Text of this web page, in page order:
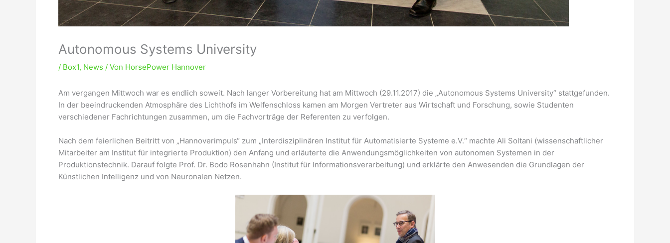
Autonomous Systems University
/ Box1, News / Von HorsePower Hannover
Am vergangen Mittwoch war es endlich soweit. Nach langer Vorbereitung hat am Mittwoch (29.11.2017) die „Autonomous Systems University“ stattgefunden.
In der beeindruckenden Atmosphäre des Lichthofs im Welfenschloss kamen am Morgen Vertreter aus Wirtschaft und Forschung, sowie Studenten
verschiedener Fachrichtungen zusammen, um die Fachvorträge der Referenten zu verfolgen.
Nach dem feierlichen Beitritt von „Hannoverimpuls“ zum „Interdisziplinären Institut für Automatisierte Systeme e.V.“ machte Ali Soltani (wissenschaftlicher
Mitarbeiter am Institut für integrierte Produktion) den Anfang und erläuterte die Anwendungsmöglichkeiten von autonomen Systemen in der
Produktionstechnik. Darauf folgte Prof. Dr. Bodo Rosenhahn (Institut für Informationsverarbeitung) und erklärte den Anwesenden die Grundlagen der
Künstlichen Intelligenz und von Neuronalen Netzen.